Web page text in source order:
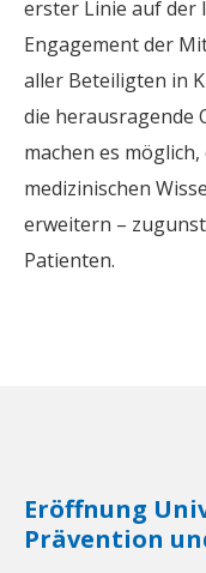
erster Linie auf der
Engagement der
aller Beteiligten in
die herausragende
machen es
medizinischen
erweitern –
Patienten.
Eröffnung
Prävention